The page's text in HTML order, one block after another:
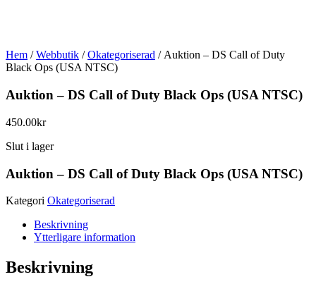
Hem /Webbutik /Okategoriserad / Auktion – DS Call of Duty
Black Ops (USA NTSC)
Auktion – DS Call of Duty Black Ops (USA NTSC)
450.00kr
Slut i lager
Auktion – DS Call of Duty Black Ops (USA NTSC)
Kategori Okategoriserad
Beskrivning
Ytterligare information
Beskrivning